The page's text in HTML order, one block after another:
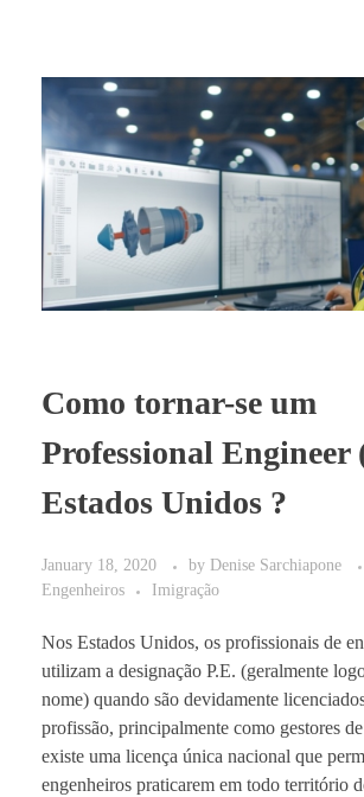
Como tornar-se um
Professional Engineer
Estados Unidos ?
January 18, 2020 by Denise Sarchiapone
Engenheiros
Imigração
Nos Estados Unidos, os profissionais de
utilizam a designação P.E. (geralmente
nome) quando são devidamente
profissão, principalmente como gestores
existe uma licença única nacional que
engenheiros praticarem em todo território